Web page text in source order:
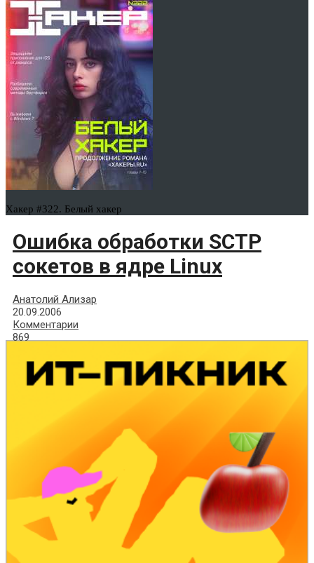
Хакер #322. Белый хакер
Ошибка обработки SCTP
сокетов в ядре Linux
Анатолий Ализар
20.09.2006
Комментарии
869